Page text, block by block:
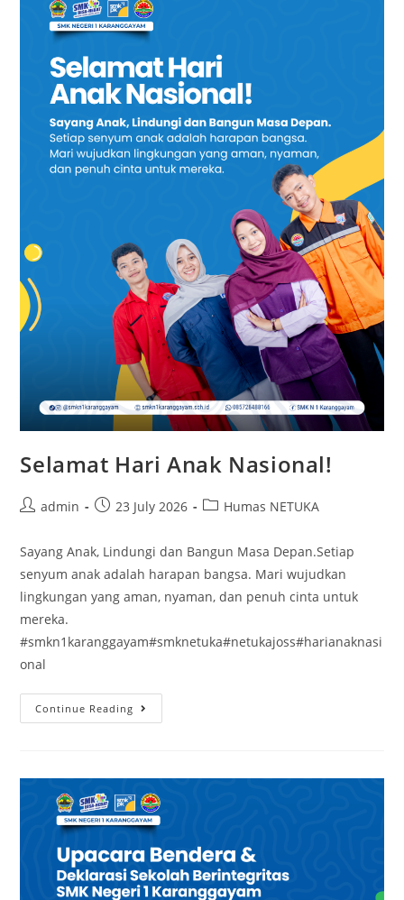
Selamat Hari Anak Nasional!
Postadmin
Post23 July 2026
PostHumas NETUKA
Sayang Anak, Lindungi dan Bangun Masa Depan.Setiap
senyum anak adalah harapan bangsa. Mari wujudkan
lingkungan yang aman, nyaman, dan penuh cinta untuk
mereka.
#smkn1karanggayam#smknetuka#netukajoss#harianaknasi
onal
Continue Reading
Hari